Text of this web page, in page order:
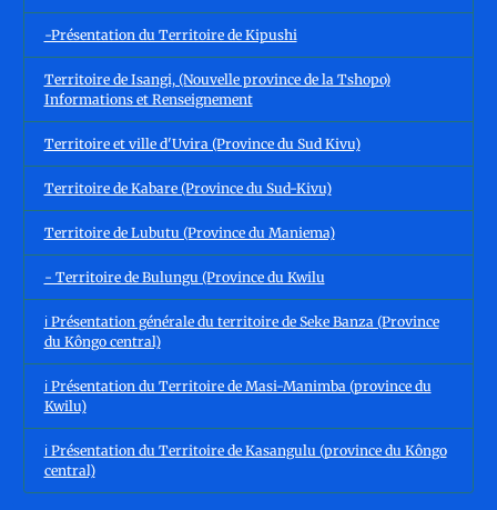
-Présentation du Territoire de Kipushi
Territoire de Isangi, (Nouvelle province de la Tshopo)
Informations et Renseignement
Territoire et ville d'Uvira (Province du Sud Kivu)
Territoire de Kabare (Province du Sud-Kivu)
Territoire de Lubutu (Province du Maniema)
- Territoire de Bulungu (Province du Kwilu
ℹ️ Présentation générale du territoire de Seke Banza (Province
du Kôngo central)
ℹ️ Présentation du Territoire de Masi-Manimba (province du
Kwilu)
ℹ️ Présentation du Territoire de Kasangulu (province du Kôngo
central)